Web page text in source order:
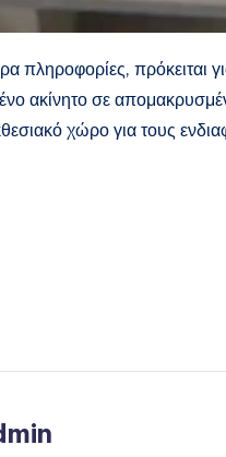
πληροφορίες, πρόκειται
ακίνητο σε
χώρο για τους